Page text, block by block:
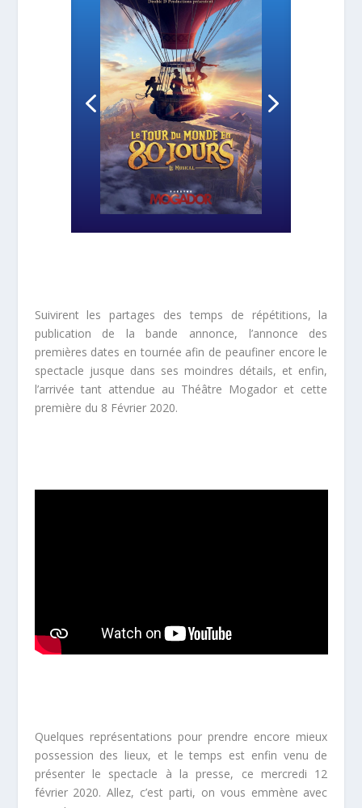
Suivirent les partages des temps de répétitions, la
publication de la bande annonce, l’annonce des
premières dates en tournée afin de peaufiner encore le
spectacle jusque dans ses moindres détails, et enfin,
l’arrivée tant attendue au Théâtre Mogador et cette
première du 8 Février 2020.
Quelques représentations pour prendre encore mieux
possession des lieux, et le temps est enfin venu de
présenter le spectacle à la presse, ce mercredi 12
février 2020. Allez, c’est parti, on vous emmène avec